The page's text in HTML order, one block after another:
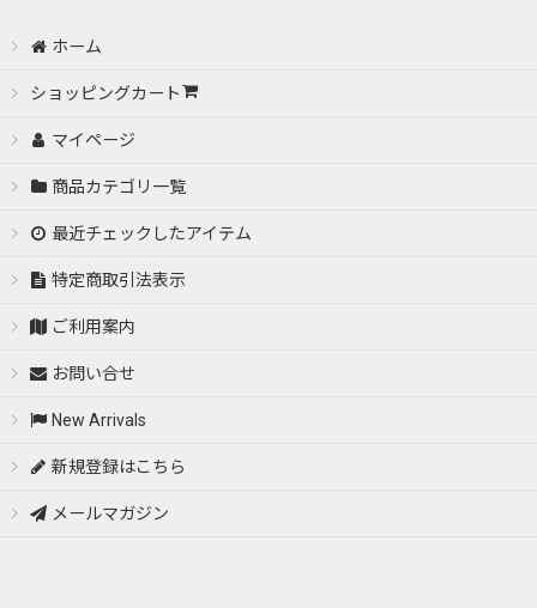
ホーム
ショッピングカート
マイページ
商品カテゴリ一覧
最近チェックしたアイテム
特定商取引法表示
ご利用案内
お問い合せ
New Arrivals
新規登録はこちら
メールマガジン